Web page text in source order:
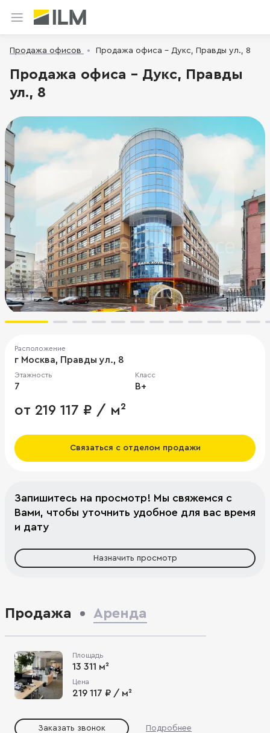
Продажа офисов Продажа офиса - Дукс, Правды ул., 8
Продажа офиса - Дукс, Правды
ул., 8
Расположение
г Москва, Правды ул., 8
Этажность
7
Класс
B+
от 219 117 ₽ / м²
Связаться с отделом продажи
Запишитесь на просмотр! Мы свяжемся с
Вами, чтобы уточнить удобное для вас время
и дату
Назначить просмотр
Продажа Аренда
Площадь
13 311 м²
Цена
219 117 ₽ / м²
Заказать звонок Подробнее